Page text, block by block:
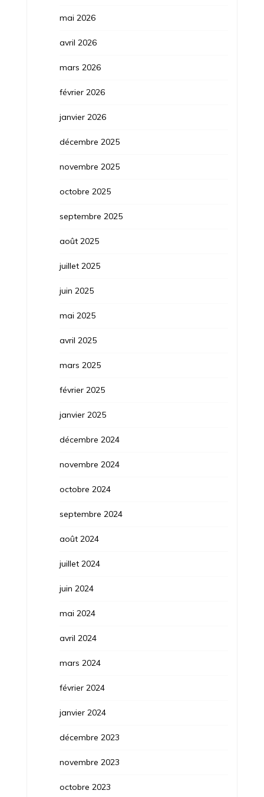
mai 2026
avril 2026
mars 2026
février 2026
janvier 2026
décembre 2025
novembre 2025
octobre 2025
septembre 2025
août 2025
juillet 2025
juin 2025
mai 2025
avril 2025
mars 2025
février 2025
janvier 2025
décembre 2024
novembre 2024
octobre 2024
septembre 2024
août 2024
juillet 2024
juin 2024
mai 2024
avril 2024
mars 2024
février 2024
janvier 2024
décembre 2023
novembre 2023
octobre 2023